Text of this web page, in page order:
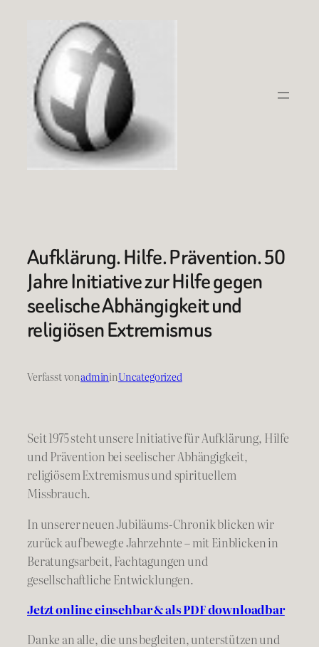
springen
Aufklärung. Hilfe. Prävention. 50
Jahre Initiative zur Hilfe gegen
seelische Abhängigkeit und
religiösen Extremismus
Verfasst vonadmininUncategorized
Seit 1975 steht unsere Initiative für Aufklärung, Hilfe
und Prävention bei seelischer Abhängigkeit,
religiösem Extremismus und spirituellem
Missbrauch.
In unserer neuen Jubiläums-Chronik blicken wir
zurück auf bewegte Jahrzehnte – mit Einblicken in
Beratungsarbeit, Fachtagungen und
gesellschaftliche Entwicklungen.
Jetzt online einsehbar & als PDF downloadbar
Danke an alle, die uns begleiten, unterstützen und